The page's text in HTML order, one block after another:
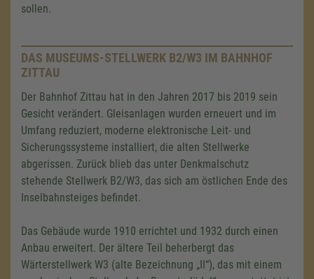
sollen.
DAS MUSEUMS-STELLWERK B2/W3 IM BAHNHOF
ZITTAU
Der Bahnhof Zittau hat in den Jahren 2017 bis 2019 sein
Gesicht verändert. Gleisanlagen wurden erneuert und im
Umfang reduziert, moderne elektronische Leit- und
Sicherungssysteme installiert, die alten Stellwerke
abgerissen. Zurück blieb das unter Denkmalschutz
stehende Stellwerk B2/W3, das sich am östlichen Ende des
Inselbahnsteiges befindet.
Das Gebäude wurde 1910 errichtet und 1932 durch einen
Anbau erweitert. Der ältere Teil beherbergt das
Wärterstellwerk W3 (alte Bezeichnung „II“), das mit einem